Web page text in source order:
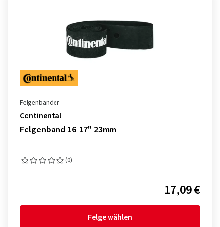
Felgenbänder
Continental
Felgenband 16-17" 23mm
(0)
17,09 €
Felge wählen